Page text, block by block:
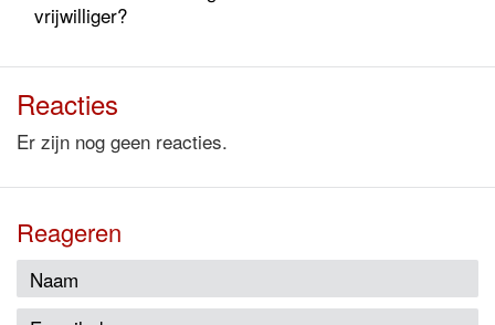
vrijwilliger?
Reacties
Er zijn nog geen reacties.
Reageren